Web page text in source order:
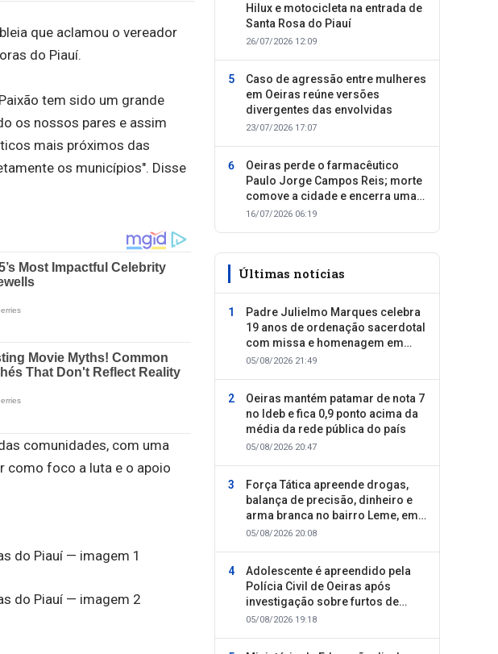
que aclamou o vereador
do Piauí.
tem sido um grande
os nossos pares e assim
mais próximos das
os municípios". Disse
comunidades, com uma
como foco a luta e o apoio
Hilux e motocicleta na entrada de
Santa Rosa do Piauí
26/07/2026 12:09
Caso de agressão entre mulheres
em Oeiras reúne versões
divergentes das envolvidas
23/07/2026 17:07
Oeiras perde o farmacêutico
Paulo Jorge Campos Reis; morte
comove a cidade e encerra uma
trajetória dedicada ao cuidado
16/07/2026 06:19
Últimas notícias
Padre Julielmo Marques celebra
19 anos de ordenação sacerdotal
com missa e homenagem em
Colônia do Piauí
05/08/2026 21:49
Oeiras mantém patamar de nota 7
no Ideb e fica 0,9 ponto acima da
média da rede pública do país
05/08/2026 20:47
Força Tática apreende drogas,
balança de precisão, dinheiro e
arma branca no bairro Leme, em
Oeiras
05/08/2026 20:08
Adolescente é apreendido pela
Polícia Civil de Oeiras após
investigação sobre furtos de
motocicletas
05/08/2026 19:18